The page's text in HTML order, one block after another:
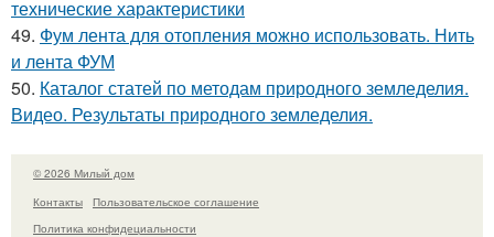
технические характеристики
49. Фум лента для отопления можно использовать. Нить
и лента ФУМ
50. Каталог статей по методам природного земледелия.
Видео. Результаты природного земледелия.
© 2026 Милый дом
Контакты
Пользовательское соглашение
Политика конфидециальности